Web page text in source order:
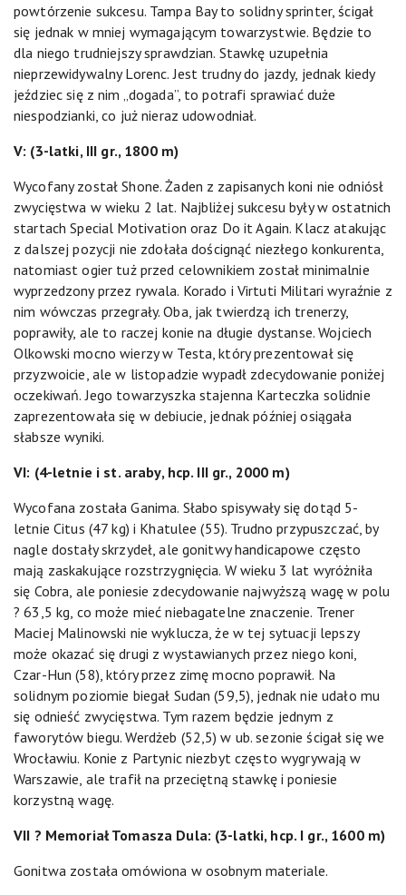
powtórzenie sukcesu. Tampa Bay to solidny sprinter, ścigał
się jednak w mniej wymagającym towarzystwie. Będzie to
dla niego trudniejszy sprawdzian. Stawkę uzupełnia
nieprzewidywalny Lorenc. Jest trudny do jazdy, jednak kiedy
jeździec się z nim „dogada”, to potrafi sprawiać duże
niespodzianki, co już nieraz udowodniał.
V: (3-latki, III gr., 1800 m)
Wycofany został Shone. Żaden z zapisanych koni nie odniósł
zwycięstwa w wieku 2 lat. Najbliżej sukcesu były w ostatnich
startach Special Motivation oraz Do it Again. Klacz atakując
z dalszej pozycji nie zdołała doścignąć niezłego konkurenta,
natomiast ogier tuż przed celownikiem został minimalnie
wyprzedzony przez rywala. Korado i Virtuti Militari wyraźnie z
nim wówczas przegrały. Oba, jak twierdzą ich trenerzy,
poprawiły, ale to raczej konie na długie dystanse. Wojciech
Olkowski mocno wierzy w Testa, który prezentował się
przyzwoicie, ale w listopadzie wypadł zdecydowanie poniżej
oczekiwań. Jego towarzyszka stajenna Karteczka solidnie
zaprezentowała się w debiucie, jednak później osiągała
słabsze wyniki.
VI: (4-letnie i st. araby, hcp. III gr., 2000 m)
Wycofana została Ganima. Słabo spisywały się dotąd 5-
letnie Citus (47 kg) i Khatulee (55). Trudno przypuszczać, by
nagle dostały skrzydeł, ale gonitwy handicapowe często
mają zaskakujące rozstrzygnięcia. W wieku 3 lat wyróżniła
się Cobra, ale poniesie zdecydowanie najwyższą wagę w polu
? 63,5 kg, co może mieć niebagatelne znaczenie. Trener
Maciej Malinowski nie wyklucza, że w tej sytuacji lepszy
może okazać się drugi z wystawianych przez niego koni,
Czar-Hun (58), który przez zimę mocno poprawił. Na
solidnym poziomie biegał Sudan (59,5), jednak nie udało mu
się odnieść zwycięstwa. Tym razem będzie jednym z
faworytów biegu. Werdżeb (52,5) w ub. sezonie ścigał się we
Wrocławiu. Konie z Partynic niezbyt często wygrywają w
Warszawie, ale trafił na przeciętną stawkę i poniesie
korzystną wagę.
VII ? Memoriał Tomasza Dula: (3-latki, hcp. I gr., 1600 m)
Gonitwa została omówiona w osobnym materiale.